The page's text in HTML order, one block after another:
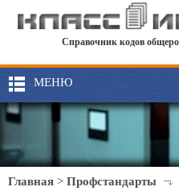
Справочник кодов
МЕНЮ
Главная > Профстандарты